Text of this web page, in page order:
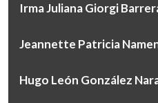
Irma Juliana Giorgi
Jeannette Patricia
Hugo León González